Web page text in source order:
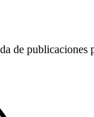
de publicaciones